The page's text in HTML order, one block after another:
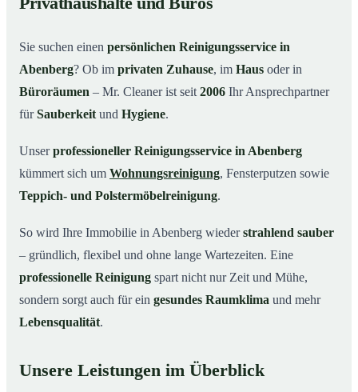
04So einfach funktioniert’s
Typische Anlässe für einen Reinigungsservice
08So arbeitet ein Reinigungsservice in Abenberg
wirklich
Sie suchen einen persönlichen Reinigungsservice in
Abenberg? Ob im privaten Zuhause, im Haus oder in
Büroräumen – Mr. Cleaner ist seit 2006 Ihr Ansprechpartner
fürSauberkeit und Hygiene.
Unserprofessioneller Reinigungsservice in Abenberg
kümmert sich um Wohnungsreinigung, Fensterputzen sowie
Teppich- und Polstermöbelreinigung.
So wird Ihre Immobilie in Abenberg wiederstrahlend sauber
– gründlich, flexibel und ohne lange Wartezeiten. Eine
professionelle Reinigung spart nicht nur Zeit und Mühe,
sondern sorgt auch für ein gesundes Raumklima und mehr
Lebensqualität.
Unsere Leistungen im Überblick